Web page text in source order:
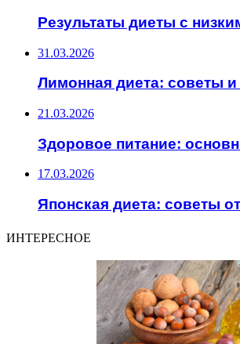
Результаты диеты с
31.03.2026
Лимонная диета: советы
21.03.2026
Здоровое питание:
17.03.2026
Японская диета: советы
ИНТЕРЕСНОЕ